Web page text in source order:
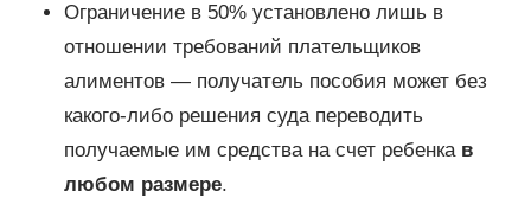
Ограничение в 50% установлено лишь в
отношении требований плательщиков
алиментов — получатель пособия может без
какого-либо решения суда переводить
получаемые им средства на счет ребенка в
любом размере.